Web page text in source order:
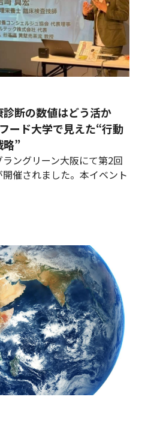
診断の数値はどう活か
ード大学で見えた“行動
略”
ングリーン大阪にて第2回
催されました。本イベント